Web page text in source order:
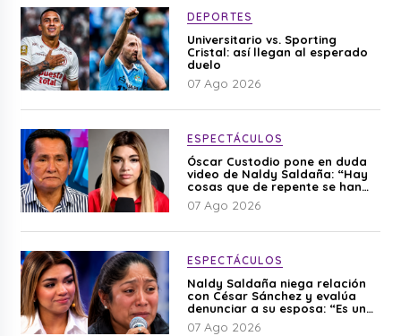
DEPORTES
Universitario vs. Sporting
Cristal: así llegan al esperado
duelo
07 Ago 2026
ESPECTÁCULOS
Óscar Custodio pone en duda
video de Naldy Saldaña: “Hay
cosas que de repente se han
editado”
07 Ago 2026
ESPECTÁCULOS
Naldy Saldaña niega relación
con César Sánchez y evalúa
denunciar a su esposa: “Es una
difamación”
07 Ago 2026